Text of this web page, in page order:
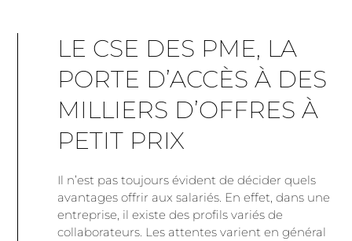
LE CSE DES PME, LA
PORTE D’ACCÈS À DES
MILLIERS D’OFFRES À
PETIT PRIX
Il n’est pas toujours évident de décider quels
avantages offrir aux salariés. En effet, dans une
entreprise, il existe des profils variés de
collaborateurs. Les attentes varient en général